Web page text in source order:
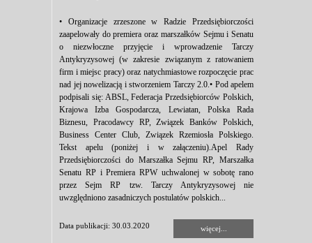
• Organizacje zrzeszone w Radzie Przedsiębiorczości
zaapelowały do premiera oraz marszałków Sejmu i Senatu
o niezwłoczne przyjęcie i wprowadzenie Tarczy
Antykryzysowej (w zakresie związanym z ratowaniem
firm i miejsc pracy) oraz natychmiastowe rozpoczęcie prac
nad jej nowelizacją i stworzeniem Tarczy 2.0.• Pod apelem
podpisali się: ABSL, Federacja Przedsiębiorców Polskich,
Krajowa Izba Gospodarcza, Lewiatan, Polska Rada
Biznesu, Pracodawcy RP, Związek Banków Polskich,
Business Center Club, Związek Rzemiosła Polskiego.
Tekst apelu (poniżej i w załączeniu).Apel Rady
Przedsiębiorczości do Marszałka Sejmu RP, Marszałka
Senatu RP i Premiera RPW uchwalonej w sobotę rano
przez Sejm RP tzw. Tarczy Antykryzysowej nie
uwzględniono zasadniczych postulatów polskich...
Data publikacji: 30.03.2020 więcej...